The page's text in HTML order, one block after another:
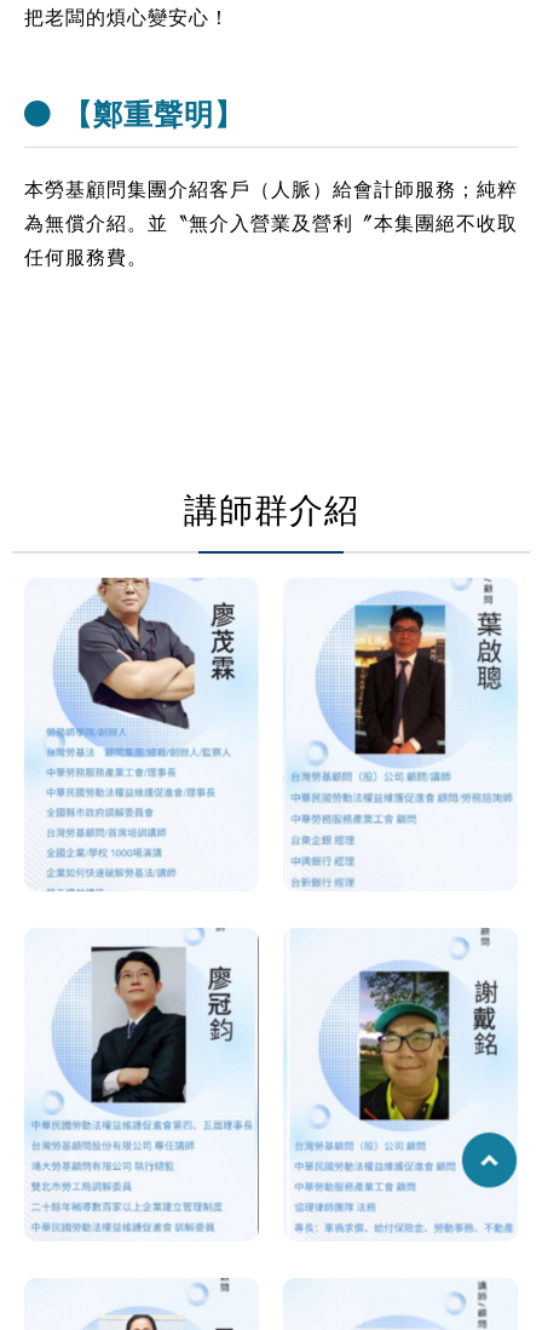
把老闆的煩心變安心！
【鄭重聲明】
本勞基顧問集團介紹客戶（人脈）給會計師服務；純粹
為無償介紹。並〝無介入營業及營利〞本集團絕不收取
任何服務費。
講師群介紹